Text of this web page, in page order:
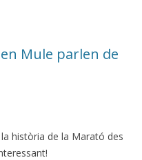
Mule parlen de
història de la Marató des